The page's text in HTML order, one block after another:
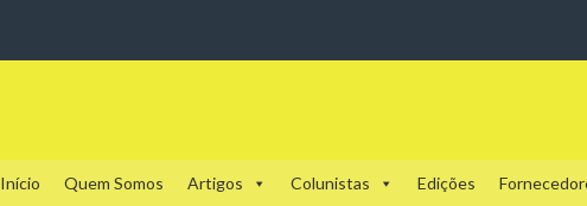
Início Quem Somos Artigos Colunistas Edições